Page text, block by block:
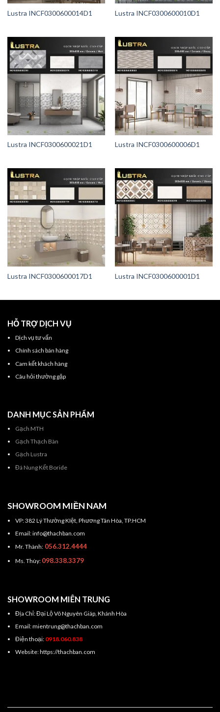
Lustra INCF0300600014D1 Lustra INCF0300600010D1
Lustra INCF0300600021D1 Lustra INCF0300600006D1
Lustra INCF0300600017D1 Lustra INCF0300600001D1
HỖ TRỢ DỊCH VỤ
Dịch vụ tư vấn
Chính sách bán hàng
Cam kết khách hàng
Câu hỏi thường gặp
DANH MỤC SẢN PHẨM
Gạch MTH
Gạch Thạch Bàn
Gạch Lustra
Đá Nung Kết Boride
SHOWROOM MIỀN NAM
VP: 382 Lý Thường KIệt, Phương Tân Hòa, TP.HCM
Email: info@thachban.com
Mr. Thành:056.312.4444
Ms. Thùy: 098.338.3379
SHOWROOM MIÊN TRUNG
Địa Chỉ: Đại Lộ Võ Nguyên Giáp, Khánh Hòa
Email: mientrung@thachban.com
Điện thoại: 0918.060.838
Website: https://thachban.com